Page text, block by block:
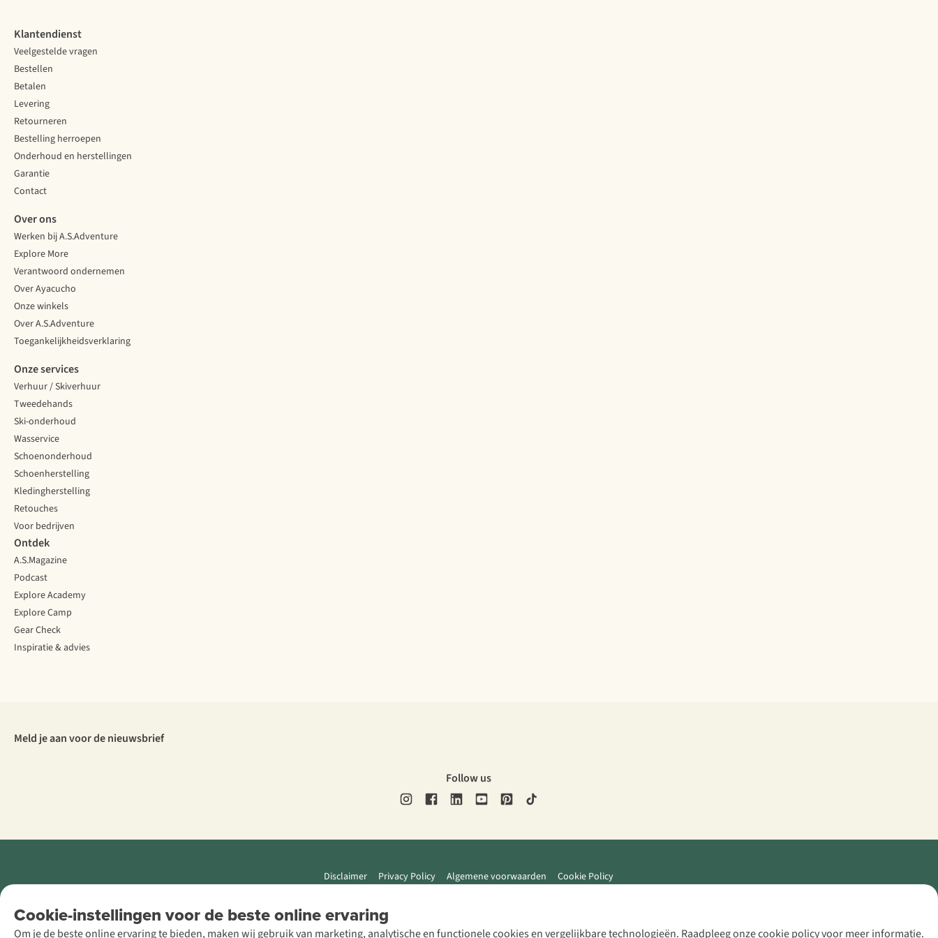
Cookie-instellingen voor de beste online ervaring
Om je de beste online ervaring te bieden, maken wij gebruik van marketing, analytische en functionele cookies en vergelijkbare technologieën. Raadpleeg onze cookie policy voor meer informatie.
Klantendienst
Veelgestelde vragen
Bestellen
Betalen
Levering
Retourneren
Bestelling herroepen
Onderhoud en herstellingen
Garantie
Contact
Over ons
Werken bij A.S.Adventure
Explore More
Verantwoord ondernemen
Over Ayacucho
Onze winkels
Over A.S.Adventure
Toegankelijkheidsverklaring
Onze services
Verhuur / Skiverhuur
Tweedehands
Ski-onderhoud
Wasservice
Schoenonderhoud
Schoenherstelling
Kledingherstelling
Retouches
Voor bedrijven
Ontdek
A.S.Magazine
Podcast
Explore Academy
Explore Camp
Gear Check
Inspiratie & advies
Meld je aan voor de nieuwsbrief
Follow us
Disclaimer Privacy Policy Algemene voorwaarden Cookie Policy
Retail Concepts
NV,